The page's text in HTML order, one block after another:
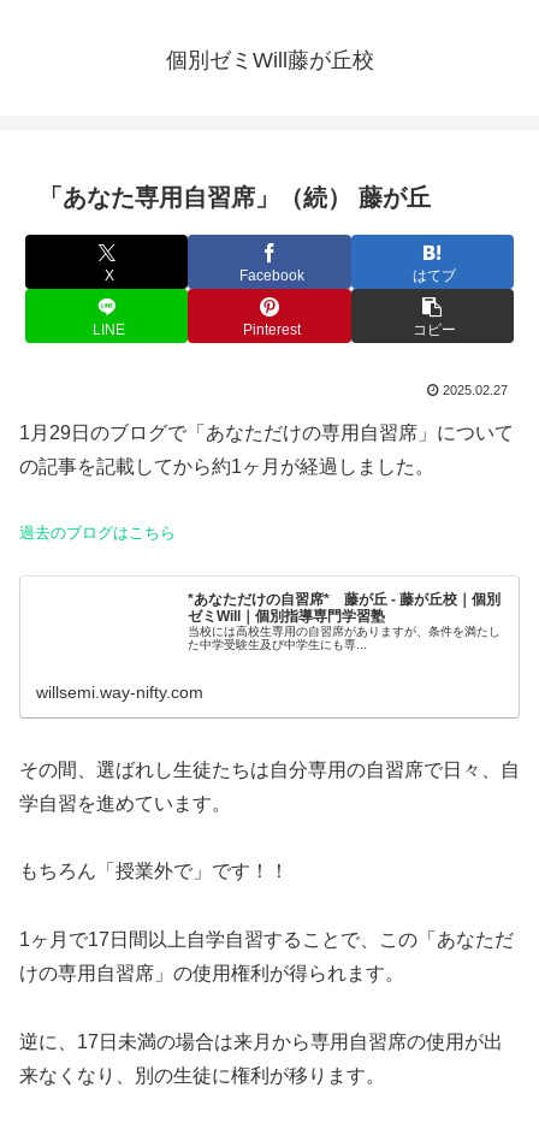
個別ゼミWill藤が丘校
「あなた専用自習席」（続） 藤が丘
X Facebook はてブ
LINE Pinterest コピー
2025.02.27
1月29日のブログで「あなただけの専用自習席」について
の記事を記載してから約1ヶ月が経過しました。
過去のブログはこちら
*あなただけの自習席* 藤が丘 - 藤が丘校｜個別
ゼミWill｜個別指導専門学習塾
当校には高校生専用の自習席がありますが、条件を満たし
た中学受験生及び中学生にも専...
willsemi.way-nifty.com
その間、選ばれし生徒たちは自分専用の自習席で日々、自
学自習を進めています。
もちろん「授業外で」です！！
1ヶ月で17日間以上自学自習することで、この「あなただ
けの専用自習席」の使用権利が得られます。
逆に、17日未満の場合は来月から専用自習席の使用が出
来なくなり、別の生徒に権利が移ります。